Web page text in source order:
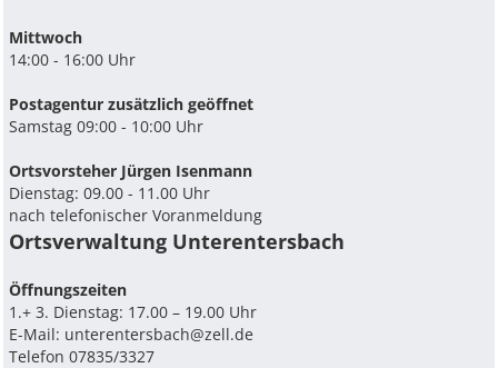
Mittwoch
14:00 - 16:00 Uhr
Postagentur zusätzlich geöffnet
Samstag 09:00 - 10:00 Uhr
Ortsvorsteher Jürgen Isenmann
Dienstag: 09.00 - 11.00 Uhr
nach telefonischer Voranmeldung
Ortsverwaltung Unterentersbach
Ö­ffnungszeiten
1.+ 3. Dienstag: 17.00 – 19.00 Uhr
E-Mail: unterentersbach@zell.de
Telefon 07835/3327